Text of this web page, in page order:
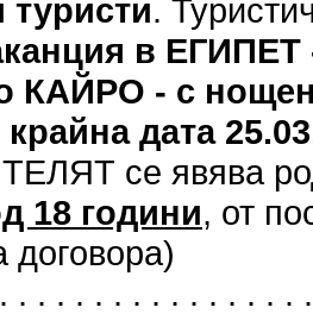
.
в
КАЙРО - с
крайна дата
се явява
18 години, от
договора)
. . . . . . . . . . . . . .